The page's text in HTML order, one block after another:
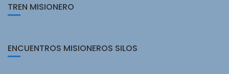
TREN MISIONERO
ENCUENTROS MISIONEROS SILOS